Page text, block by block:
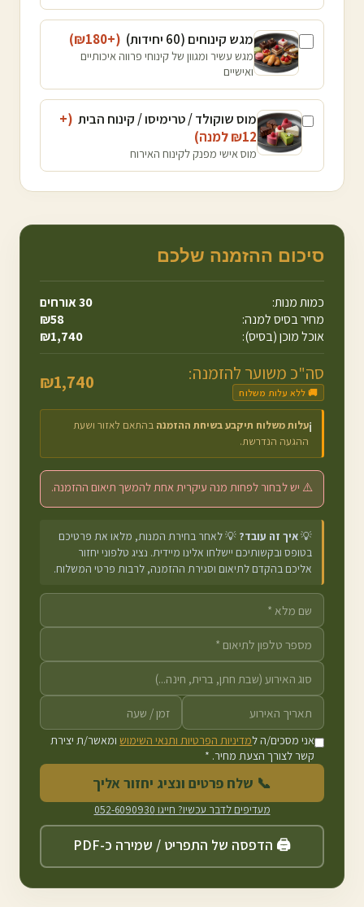
מגש קינוחים (60 יחידות) (+₪
180
)
מגש עשיר ומגוון של קינוחי פרווה איכותיים
ואישיים
מוס שוקולד / טרימיסו / קינוח הבית (+
₪12 למנה)
מוס אישי מפנק לקינוח האירוח
סיכום ההזמנה שלכם
כמות מנות: 30אורחים
מחיר בסיס למנה:
₪58
אוכל מוכן (בסיס):
₪1,740
סה"כ משוער להזמנה:
🚚 ללא עלות משלוח ₪1,740
ℹ️עלות משלוח תיקבע בשיחת ההזמנה בהתאם לאזור ושעת
ההגעה הנדרשת.
⚠️ יש לבחור לפחות מנה עיקרית אחת להמשך תיאום ההזמנה.
💡איך זה עובד? 💡 לאחר בחירת המנות, מלאו את פרטיכם
בטופס ובקשותיכם יישלחו אלינו מיידית. נציג טלפוני יחזור
אליכם בהקדם לתיאום וסגירת ההזמנה, לרבות פרטי המשלוח.
אני מסכים/ה למדיניות הפרטיות ותנאי השימושומאשר/ת יצירת
קשר לצורך הצעת מחיר. *
📞 שלח פרטים ונציג יחזור אליך
מעדיפים לדבר עכשיו? חייגו 052-6090930
🖨️ הדפסה של התפריט / שמירה כ-PDF